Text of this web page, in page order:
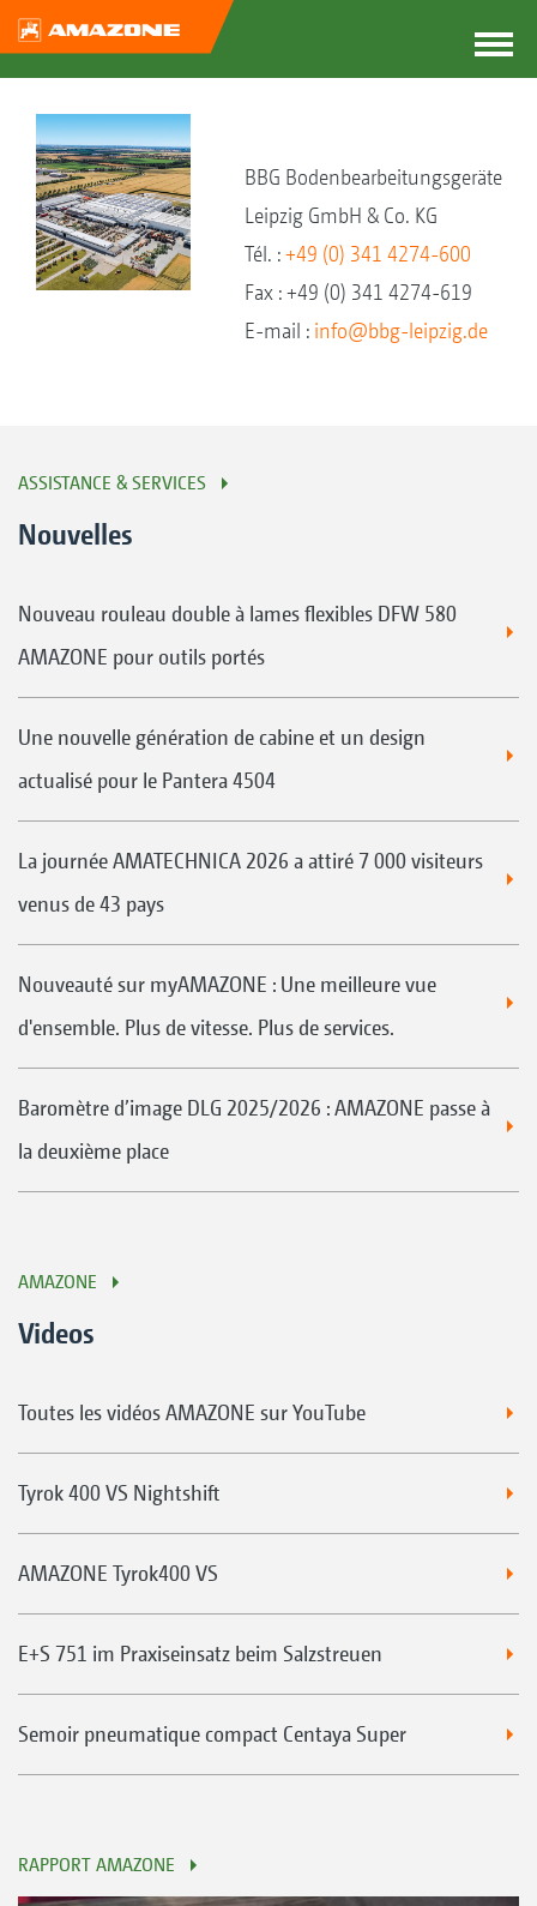
BBG Bodenbearbeitungsgeräte
Leipzig GmbH & Co. KG
Tél. :+49 (0) 341 4274-600
Fax : +49 (0) 341 4274-619
E-mail : info@bbg-leipzig.de
ASSISTANCE & SERVICES
Nouvelles
Nouveau rouleau double à lames flexibles DFW 580
AMAZONE pour outils portés
Une nouvelle génération de cabine et un design
actualisé pour le Pantera 4504
La journée AMATECHNICA 2026 a attiré 7 000 visiteurs
venus de 43 pays
Nouveauté sur myAMAZONE : Une meilleure vue
d'ensemble. Plus de vitesse. Plus de services.
Baromètre d’image DLG 2025/2026 : AMAZONE passe à
la deuxième place
AMAZONE
Videos
Toutes les vidéos AMAZONE sur YouTube
Tyrok 400 VS Nightshift
AMAZONE Tyrok400 VS
E+S 751 im Praxiseinsatz beim Salzstreuen
Semoir pneumatique compact Centaya Super
RAPPORT AMAZONE